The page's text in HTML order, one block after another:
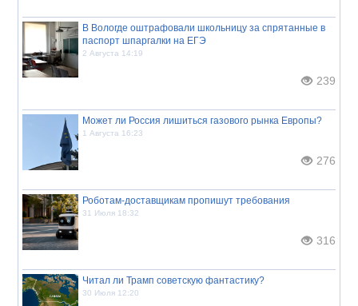
В Вологде оштрафовали школьницу за спрятанные в
паспорт шпаргалки на ЕГЭ
2 Августа 14:19
239
Может ли Россия лишиться газового рынка Европы?
1 Августа 16:23
276
Роботам-доставщикам пропишут требования
31 Июля 18:32
316
Читал ли Трамп советскую фантастику?
30 Июля 12:20